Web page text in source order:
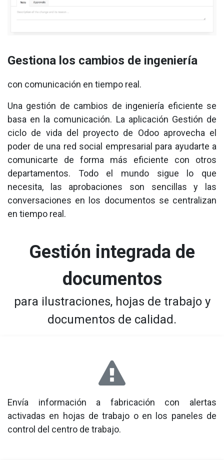
Gestiona los cambios de ingeniería
con comunicación en tiempo real.
Una gestión de cambios de ingeniería eficiente se
basa en la comunicación. La aplicación Gestión de
ciclo de vida del proyecto de Odoo aprovecha el
poder de una red social empresarial para ayudarte a
comunicarte de forma más eficiente con otros
departamentos. Todo el mundo sigue lo que
necesita, las aprobaciones son sencillas y las
conversaciones en los documentos se centralizan
en tiempo real.
Gestión integrada de
documentos
para ilustraciones, hojas de trabajo y
documentos de calidad.
Envía información a fabricación con alertas
activadas en hojas de trabajo o en los paneles de
control del centro de trabajo.